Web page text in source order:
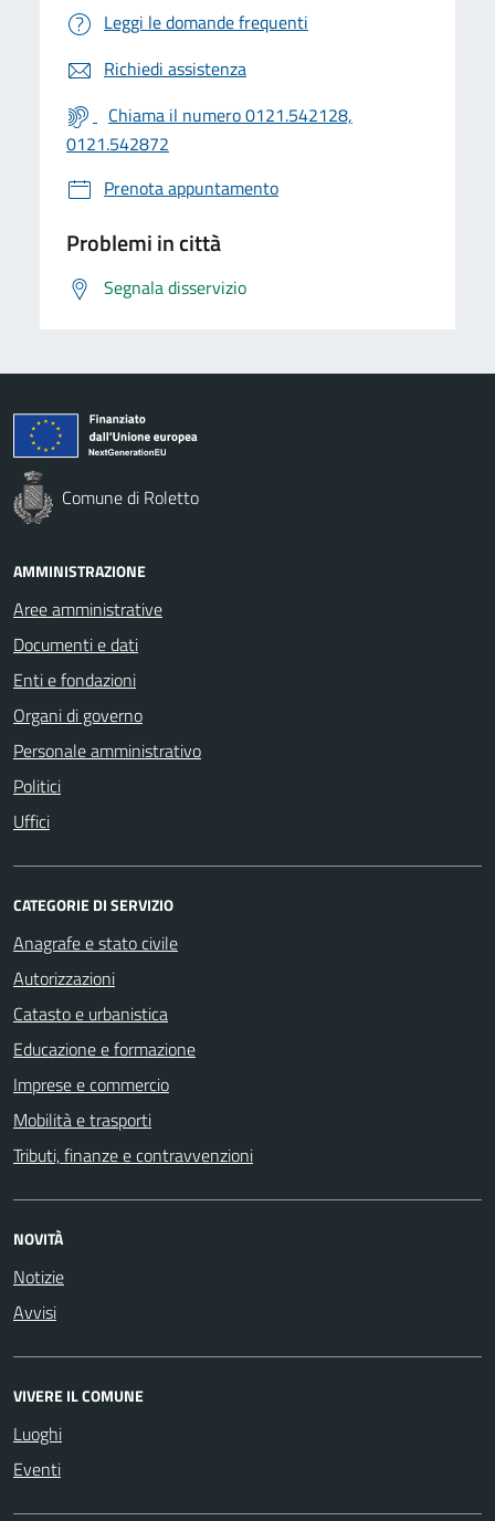
Leggi le domande frequenti
Richiedi assistenza
Chiama il numero 0121.542128,
0121.542872
Prenota appuntamento
Problemi in città
Segnala disservizio
Comune di Roletto
AMMINISTRAZIONE
Aree amministrative
Documenti e dati
Enti e fondazioni
Organi di governo
Personale amministrativo
Politici
Uffici
CATEGORIE DI SERVIZIO
Anagrafe e stato civile
Autorizzazioni
Catasto e urbanistica
Educazione e formazione
Imprese e commercio
Mobilità e trasporti
Tributi, finanze e contravvenzioni
NOVITÀ
Notizie
Avvisi
VIVERE IL COMUNE
Luoghi
Eventi